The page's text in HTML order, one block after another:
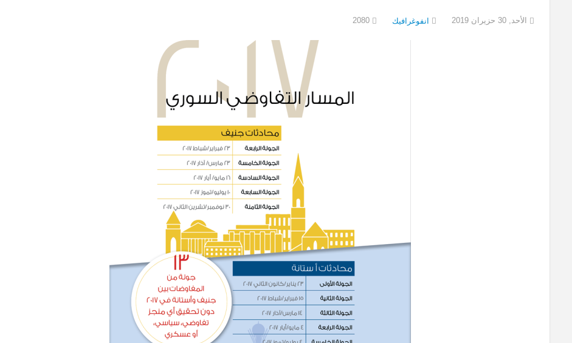
الأحد, 30 حزيران 2019 انفوغرافيك